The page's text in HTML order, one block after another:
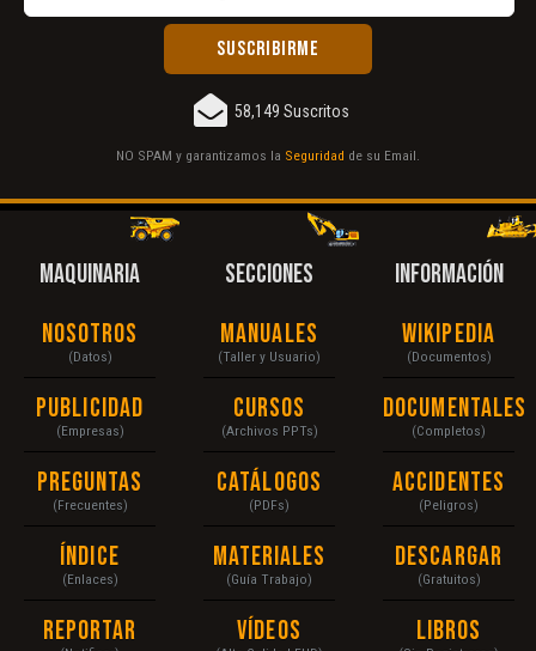
58,149 Suscritos
NO SPAM y garantizamos la Seguridad de su Email.
MAQUINARIA
Nosotros
(Datos)
Publicidad
(Empresas)
Preguntas
(Frecuentes)
Índice
(Enlaces)
Reportar
SECCIONES
Manuales
(Taller y Usuario)
Cursos
(Archivos PPTs)
Catálogos
(PDFs)
Materiales
(Guía Trabajo)
Vídeos
INFORMACIÓN
Wikipedia
(Documentos)
Documentales
(Completos)
Accidentes
(Peligros)
Descargar
(Gratuitos)
Libros